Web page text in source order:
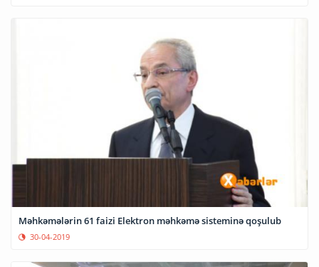
Məhkəmələrin 61 faizi Elektron məhkəmə sisteminə qoşulub
30-04-2019